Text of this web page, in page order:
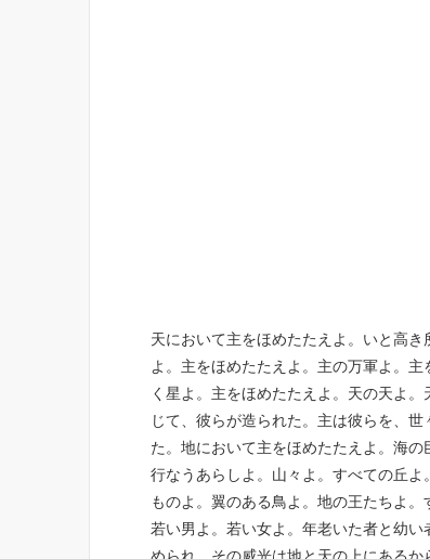
天において主をほめたたえよ。いと高
よ。主をほめたたえよ。主の万軍よ。
く星よ。主をほめたたえよ。天の天よ
じて、彼らが造られた。主は彼らを、
た。地において主をほめたたえよ。海
行なうあらしよ。山々よ。すべての丘
ものよ。翼のある鳥よ。地の王たちよ
若い男よ。若い女よ。年老いた者と幼